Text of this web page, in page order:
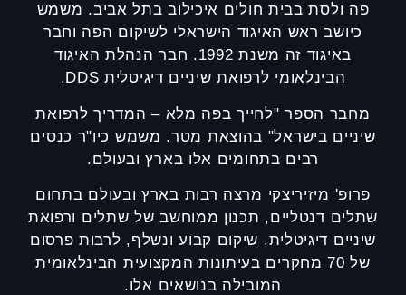
פה ולסת בבית חולים איכילוב בתל אביב. משמש
כיושב ראש האיגוד הישראלי לשיקום הפה וחבר
באיגוד זה משנת 1992.
חבר הנהלת האיגוד
הבינלאומי לרפואת שיניים דיגיטלית DDS.
מחבר הספר "לחייך בפה מלא – המדריך לרפואת
שיניים בישראל" בהוצאת מטר. משמש כיו"ר כנסים
רבים בתחומים אלו בארץ ובעולם.
פרופ' מיזיריצקי מרצה רבות בארץ ובעולם בתחום
שתלים דנטליים, תכנון ממוחשב של שתלים ורפואת
שיניים דיגיטלית, שיקום קבוע ונשלף, לרבות פרסום
של 70 מחקרים בעיתונות המקצועית הבינלאומית
המובילה בנושאים אלו.